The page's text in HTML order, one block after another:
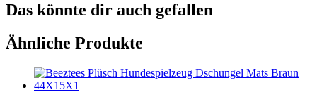
Das könnte dir auch gefallen
Ähnliche Produkte